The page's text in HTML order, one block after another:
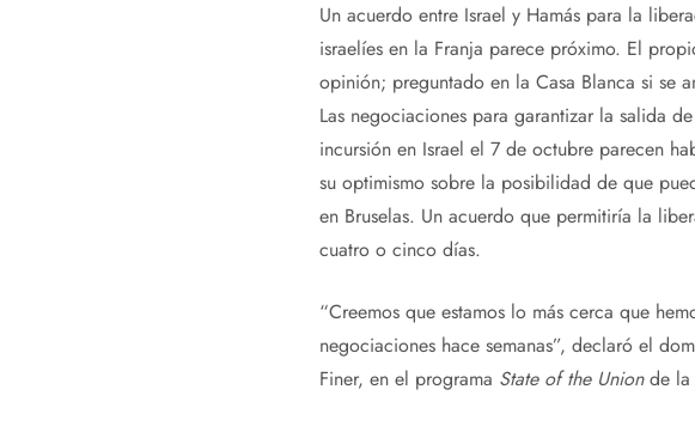
Un acuerdo entre Israel y Hamás para la
israelíes en la Franja parece próximo. El
opinión; preguntado en la Casa Blanca si se
Las negociaciones para garantizar la salida
incursión en Israel el 7 de octubre parecen
su optimismo sobre la posibilidad de que
en Bruselas. Un acuerdo que permitiría la
cuatro o cinco días.
“Creemos que estamos lo más cerca que
negociaciones hace semanas”, declaró el
Finer, en el programa State of the Unionde la